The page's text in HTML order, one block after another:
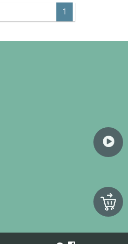
1